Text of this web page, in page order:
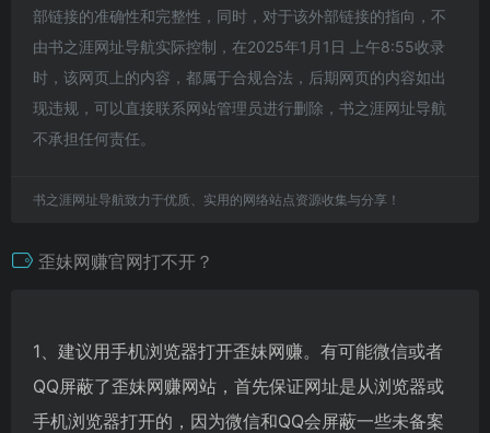
部链接的准确性和完整性，同时，对于该外部链接的指向，不
由书之涯网址导航实际控制，在2025年1月1日 上午8:55收录
时，该网页上的内容，都属于合规合法，后期网页的内容如出
现违规，可以直接联系网站管理员进行删除，书之涯网址导航
不承担任何责任。
书之涯网址导航致力于优质、实用的网络站点资源收集与分享！
歪妹网赚官网打不开？
1、建议用手机浏览器打开歪妹网赚。有可能微信或者
QQ屏蔽了歪妹网赚网站，首先保证网址是从浏览器或
手机浏览器打开的，因为微信和QQ会屏蔽一些未备案